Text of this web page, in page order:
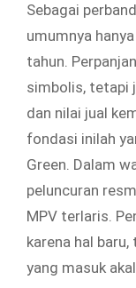
Sebagai
umumnya
tahun.
simbolis, tetapi
dan nilai jual
fondasi inilah
Green. Dalam
peluncuran
MPV terlaris.
karena hal
yang masuk